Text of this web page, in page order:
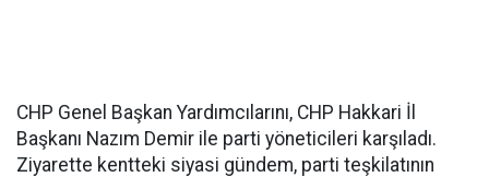
CHP Genel Başkan Yardımcılarını, CHP Hakkari İl
Başkanı Nazım Demir ile parti yöneticileri karşıladı.
Ziyarette kentteki siyasi gündem, parti teşkilatının